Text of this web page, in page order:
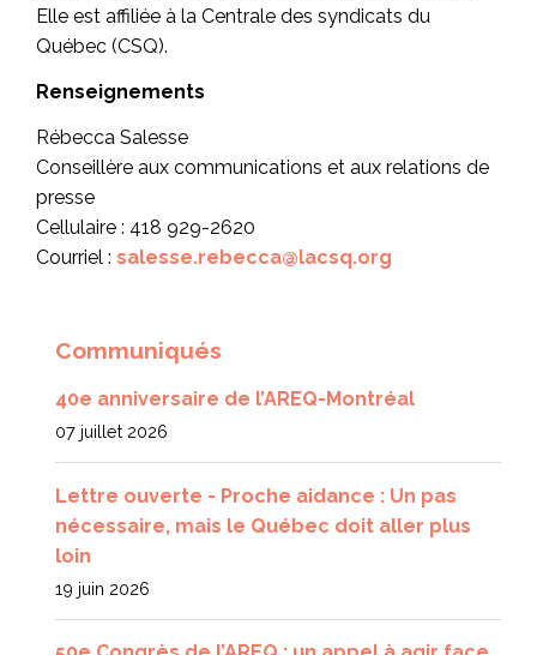
Elle est affiliée à la Centrale des syndicats du
Québec (CSQ).
Renseignements
Rébecca Salesse
Conseillère aux communications et aux relations de
presse
Cellulaire : 418 929-2620
Courriel : salesse.rebecca@lacsq.org
Communiqués
40e anniversaire de l’AREQ-Montréal
07 juillet 2026
Lettre ouverte - Proche aidance : Un pas
nécessaire, mais le Québec doit aller plus
loin
19 juin 2026